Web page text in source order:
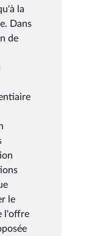
la
Dans
de
le
l'offre